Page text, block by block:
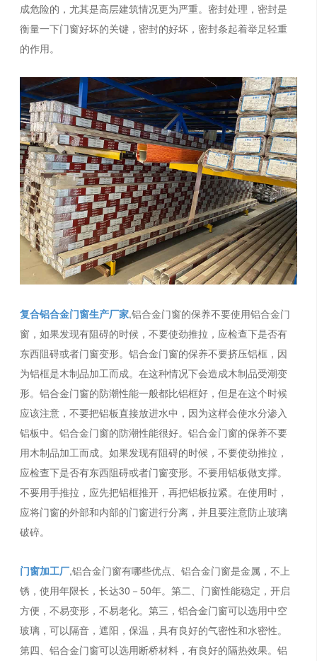
成危险的，尤其是高层建筑情况更为严重。密封处理，密封是
衡量一下门窗好坏的关键，密封的好坏，密封条起着举足轻重
的作用。
复合铝合金门窗生产厂家,铝合金门窗的保养不要使用铝合金门
窗，如果发现有阻碍的时候，不要使劲推拉，应检查下是否有
东西阻碍或者门窗变形。铝合金门窗的保养不要挤压铝框，因
为铝框是木制品加工而成。在这种情况下会造成木制品受潮变
形。铝合金门窗的防潮性能一般都比铝框好，但是在这个时候
应该注意，不要把铝板直接放进水中，因为这样会使水分渗入
铝板中。铝合金门窗的防潮性能很好。铝合金门窗的保养不要
用木制品加工而成。如果发现有阻碍的时候，不要使劲推拉，
应检查下是否有东西阻碍或者门窗变形。不要用铝板做支撑。
不要用手推拉，应先把铝框推开，再把铝板拉紧。在使用时，
应将门窗的外部和内部的门窗进行分离，并且要注意防止玻璃
破碎。
门窗加工厂,铝合金门窗有哪些优点、铝合金门窗是金属，不上
锈，使用年限长，长达30－50年。第二、门窗性能稳定，开启
方便，不易变形，不易老化。第三，铝合金门窗可以选用中空
玻璃，可以隔音，遮阳，保温，具有良好的气密性和水密性。
第四、铝合金门窗可以选用断桥材料，有良好的隔热效果。铝